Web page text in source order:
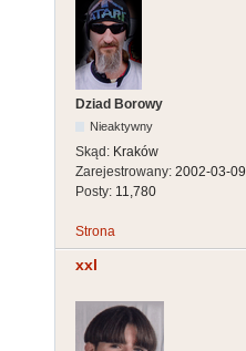
Dziad Borowy
Nieaktywny
Skąd: Kraków
Zarejestrowany: 2002-03-09
Posty: 11,780
Strona
xxl